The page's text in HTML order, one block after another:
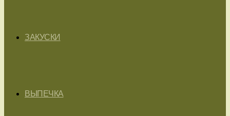
ЗАКУСКИ
ВЫПЕЧКА